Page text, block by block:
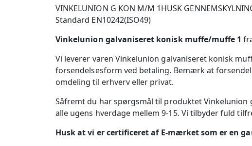
VINKELUNION G KON M/M 1HUSK
Standard EN10242(ISO49)
Vinkelunion galvaniseret konisk muffe/muffe 1
Vi leverer varen Vinkelunion galvaniseret konisk
forsendelsesform ved betaling. Bemærk at
omdeling til erhverv eller privat.
Såfremt du har spørgsmål til produktet
alle ugens hverdage mellem 9-15. Vi tilbyder fuld
Husk at vi er certificeret af E-mærket som er en